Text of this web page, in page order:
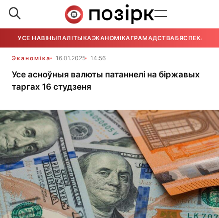
УСЕ НАВІНЫПАЛІТЫКАЭКАНОМІКАГРАМАДСТВАБЯСПЕКА
Эканоміка 16.01.2025 14:56
Усе асноўныя валюты патаннелі на біржавых
таргах 16 студзеня